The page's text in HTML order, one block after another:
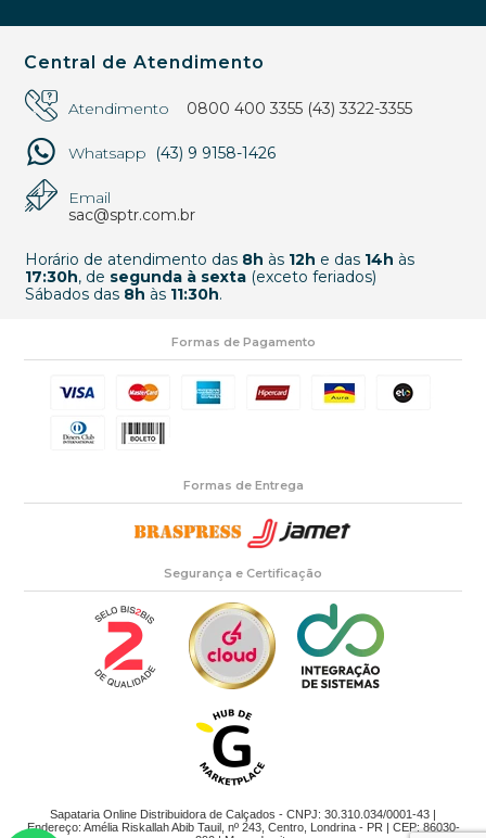
Central de Atendimento
Atendimento 0800 400 3355 (43) 3322-3355
Whatsapp (43) 9 9158-1426
Email
sac@sptr.com.br
Horário de atendimento das 8h às 12h e das 14h às
17:30h, de segunda à sexta(exceto feriados)
Sábados das 8h às 11:30h.
Formas de Pagamento
Formas de Entrega
Segurança e Certificação
Sapataria Online Distribuidora de Calçados - CNPJ: 30.310.034/0001-43 |
Endereço: Amélia Riskallah Abib Tauil, nº 243, Centro, Londrina - PR | CEP: 86030-